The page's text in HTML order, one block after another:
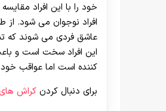
خود را با این افراد
افراد نوجوان می شود.
عاشق فردی می شوند که
این افراد سخت است و
کننده است اما عواقب خود
برای دنبال کردنکراش های